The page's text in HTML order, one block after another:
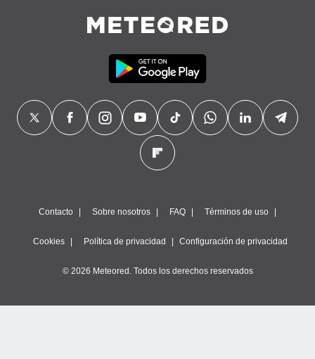
Contacto Sobre nosotros FAQ Términos de uso
Cookies Política de privacidad Configuración de privacidad
© 2026 Meteored. Todos los derechos reservados